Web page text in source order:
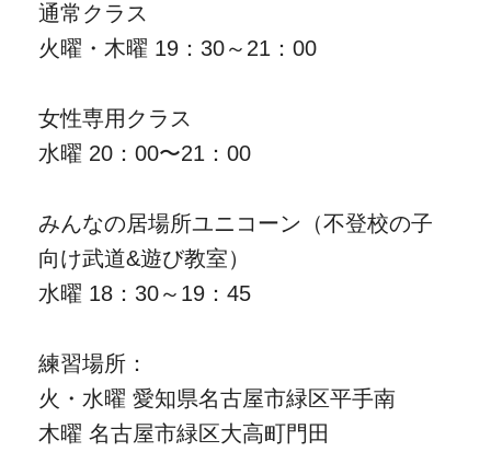
通常クラス
火曜・木曜 19：30～21：00
女性専用クラス
水曜 20：00〜21：00
みんなの居場所ユニコーン（不登校の子
向け武道&遊び教室）
水曜 18：30～19：45
練習場所：
火・水曜 愛知県名古屋市緑区平手南
木曜 名古屋市緑区大高町門田